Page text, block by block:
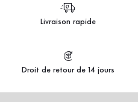
Livraison rapide
Droit de retour de 14 jours